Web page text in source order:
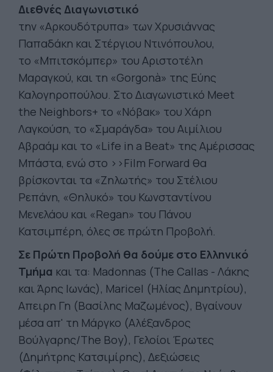
Διεθνές Διαγωνιστικό
την «Αρκουδότρυπα» των Χρυσιάννας
Παπαδάκη και Στέργιου Ντινόπουλου,
το «Μπιτσκόμπερ» του Αριστοτέλη
Μαραγκού, και τη «Gorgonà» της Εύης
Καλογηροπούλου. Στο Διαγωνιστικό Meet
the Neighbors+ το «Νόβακ» του Χάρη
Λαγκούση, το «Σμαράγδα» του Αιμίλιου
Αβραάμ και το «Life in a Beat» της Αμέρισσας
Μπάστα, ενώ στο >>Film Forward θα
βρίσκονται τα «Ζηλωτής» του Στέλιου
Ρεπάνη, «Θηλυκό» του Κωνσταντίνου
Μενελάου και «Regan» του Πάνου
Κατσιμπέρη, όλες σε πρώτη Προβολή.
Σε Πρώτη Προβολή θα δούμε στο Ελληνικό
Τμήμα και τα: Madonnas (The Callas - Λάκης
και Άρης Ιωνάς), Maricel (Ηλίας Δημητρίου),
Απειρη Γη (Βασίλης Μαζωμένος), Βγαίνουν
μέσα απ' τη Μάργκο (Αλέξανδρος
Βούλγαρης/The Boy), Γελοίοι Έρωτες
(Δημήτρης Κατσιμίρης), Δεξιώσεις